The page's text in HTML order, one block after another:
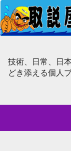
技術、日常、日
どき添える個人